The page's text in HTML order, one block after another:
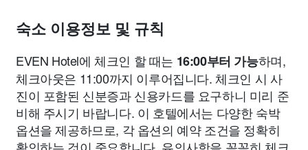
숙소 이용정보 및 규칙
EVEN Hotel에 체크인 할 때는 16:00부터 가능하며,
체크아웃은 11:00까지 이루어집니다. 체크인 시 사
진이 포함된 신분증과 신용카드를 요구하니 미리 준
비해 주시기 바랍니다. 이 호텔에서는 다양한 숙박
옵션을 제공하므로, 각 옵션의 예약 조건을 정확히
확인하는 것이 중요합니다. 유의사항을 꼼꼼히 체크